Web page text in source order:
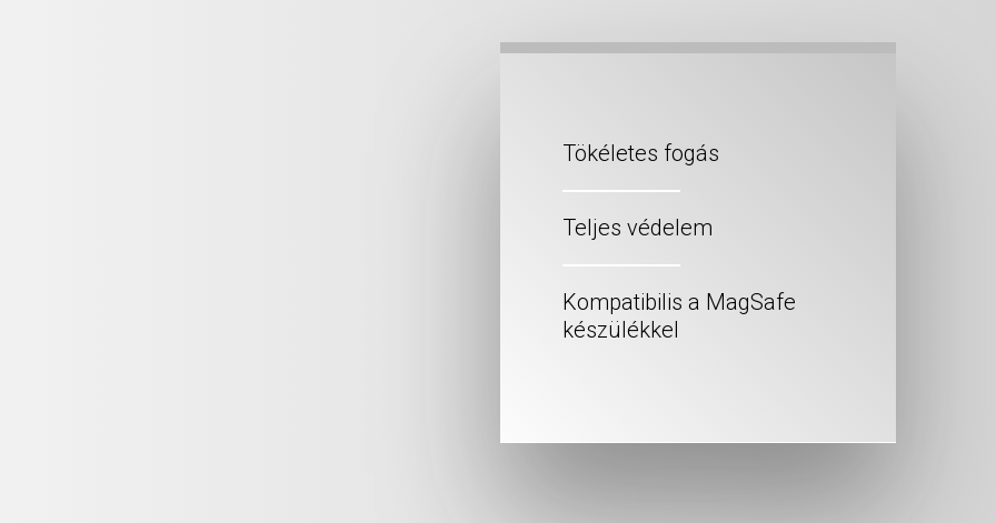
Tökéletes fogás
Teljes védelem
Kompatibilis a MagSafe
készülékkel